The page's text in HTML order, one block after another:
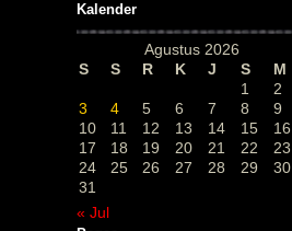
Kalender
Agustus 2026
S
S R K J S
M
1
2
3
4 5 6 7 8
9
10
11 12 13 14 15
16
17
18 19 20 21 22
23
24
25 26 27 28 29
30
31
« Jul